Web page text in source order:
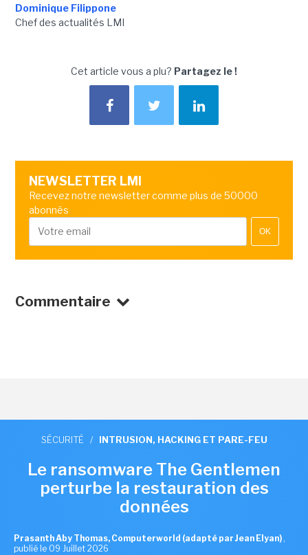
Dominique Filippone
Chef des actualités LMI
Cet article vous a plu? Partagez le !
NEWSLETTER LMI
Recevez notre newsletter comme plus de 50000
abonnés
OK
Commentaire
SÉCURITÉ / INTRUSION, HACKING ET PARE-FEU
Le ransomware The Gentlemen
perturbe la restauration des
données
Prasanth Aby Thomas, Computerworld (adapté par Jean Elyan) ,
publié le 09 Juillet 2026